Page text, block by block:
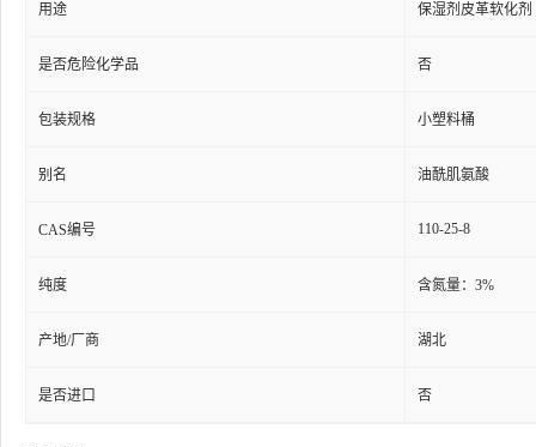
用途 保湿剂皮革软化剂
是否危险化学品 否
包装规格 小塑料桶
别名 油酰肌氨酸
CAS编号 110-25-8
纯度 含氮量：3%
产地/厂商 湖北
是否进口 否